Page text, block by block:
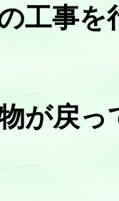
工事
が戻っ